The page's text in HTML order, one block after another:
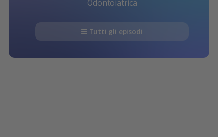
Odontoiatrica
Tutti gli episodi